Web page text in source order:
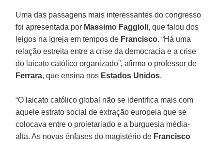
Uma das passagens mais interessantes do congresso
foi apresentada por Massimo Faggioli, que falou dos
leigos na Igreja em tempos de Francisco. “Há uma
relação estreita entre a crise da democracia e a crise
do laicato católico organizado”, afirma o professor de
Ferrara, que ensina nos Estados Unidos.
“O laicato católico global não se identifica mais com
aquele estrato social de extração europeia que se
colocava entre o proletariado e a burguesia média-
alta. As novas ênfases do magistério de Francisco